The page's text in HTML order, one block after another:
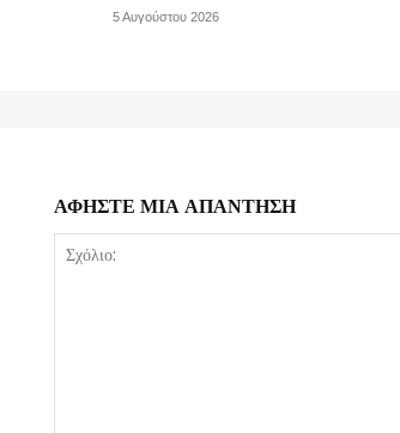
5 Αυγούστου 2026
ΑΦΗΣΤΕ ΜΙΑ ΑΠΑΝΤΗΣΗ